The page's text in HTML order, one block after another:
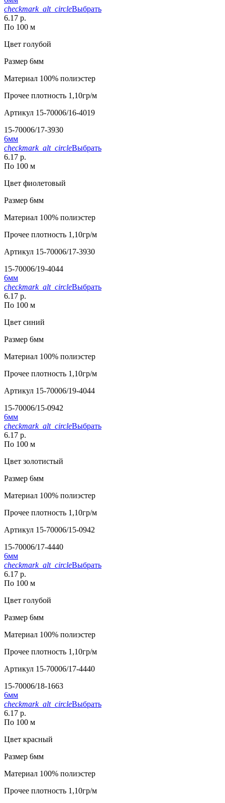
checkmark_alt_circleВыбрать
6.17 р.
По 100 м
Цвет голубой
Размер 6мм
Материал 100% полиэстер
Прочее плотность 1,10гр/м
Артикул 15-70006/16-4019
15-70006/17-3930
6мм
checkmark_alt_circleВыбрать
6.17 р.
По 100 м
Цвет фиолетовый
Размер 6мм
Материал 100% полиэстер
Прочее плотность 1,10гр/м
Артикул 15-70006/17-3930
15-70006/19-4044
6мм
checkmark_alt_circleВыбрать
6.17 р.
По 100 м
Цвет синий
Размер 6мм
Материал 100% полиэстер
Прочее плотность 1,10гр/м
Артикул 15-70006/19-4044
15-70006/15-0942
6мм
checkmark_alt_circleВыбрать
6.17 р.
По 100 м
Цвет золотистый
Размер 6мм
Материал 100% полиэстер
Прочее плотность 1,10гр/м
Артикул 15-70006/15-0942
15-70006/17-4440
6мм
checkmark_alt_circleВыбрать
6.17 р.
По 100 м
Цвет голубой
Размер 6мм
Материал 100% полиэстер
Прочее плотность 1,10гр/м
Артикул 15-70006/17-4440
15-70006/18-1663
6мм
checkmark_alt_circleВыбрать
6.17 р.
По 100 м
Цвет красный
Размер 6мм
Материал 100% полиэстер
Прочее плотность 1,10гр/м